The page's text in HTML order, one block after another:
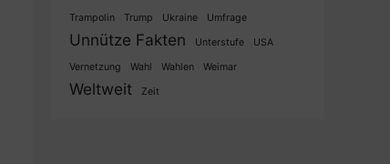
Trampolin Trump Ukraine Umfrage
Unnütze Fakten Unterstufe USA
Vernetzung Wahl Wahlen Weimar
Weltweit Zeit